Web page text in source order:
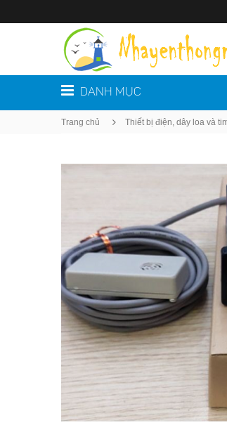
DANH MỤC
Trang chủ Thiết bị điện, dây loa và